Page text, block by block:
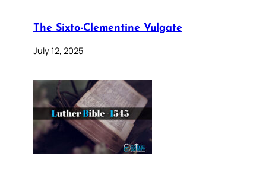
The Sixto-Clementine Vulgate
July 12, 2025